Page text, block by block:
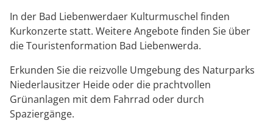
In der Bad Liebenwerdaer Kulturmuschel finden
Kurkonzerte statt. Weitere Angebote finden Sie über
die Touristenformation Bad Liebenwerda.
Erkunden Sie die reizvolle Umgebung des Naturparks
Niederlausitzer Heide oder die prachtvollen
Grünanlagen mit dem Fahrrad oder durch
Spaziergänge.